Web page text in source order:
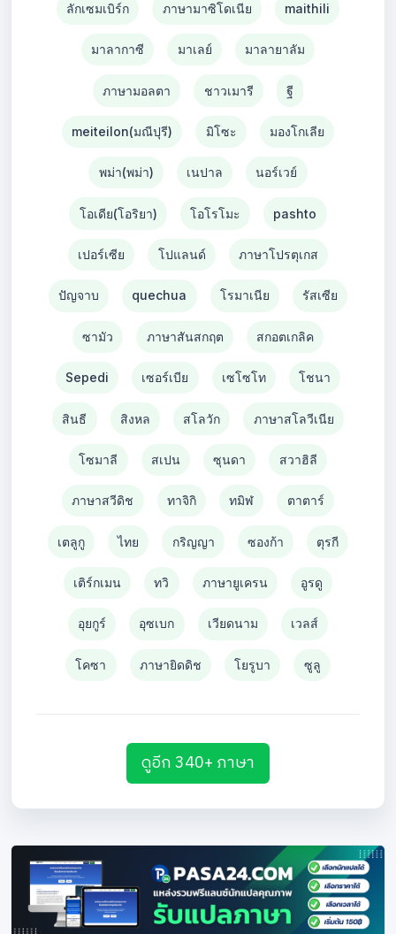
ลักเซมเบิร์ก ภาษามาซิโดเนีย maithili
มาลากาซี มาเลย์ มาลายาลัม
ภาษามอลตา ชาวเมารี ฐี
meiteilon(มณีปุรี) มิโซะ มองโกเลีย
พม่า(พม่า) เนปาล นอร์เวย์
โอเดีย(โอริยา) โอโรโมะ pashto
เปอร์เซีย โปแลนด์ ภาษาโปรตุเกส
ปัญจาบ quechua โรมาเนีย รัสเซีย
ซามัว ภาษาสันสกฤต สกอตเกลิค
Sepedi เซอร์เบีย เซโซโท โชนา
สินธี สิงหล สโลวัก ภาษาสโลวีเนีย
โซมาลี สเปน ซุนดา สวาฮิลี
ภาษาสวีดิช ทาจิกิ ทมิฬ ตาตาร์
เตลูกู ไทย กริญญา ซองก้า ตุรกี
เติร์กเมน ทวิ ภาษายูเครน อูรดู
อุยกูร์ อุซเบก เวียดนาม เวลส์
โคซา ภาษายิดดิช โยรูบา ซูลู
ดูอีก 340+ ภาษา